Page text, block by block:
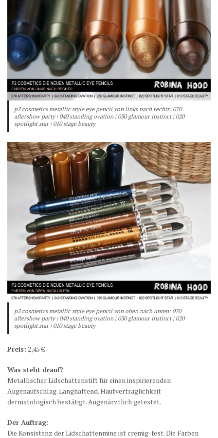
p2 cosmetics metallic style eye pencil von links nach rechts: 070
aftershow party | 040 standing ovation | 030 glamour instinct | 020
spotlight star | 010 stage beauty
p2 cosmetics metallic style eye pencil von oben nach unten: 070
aftershow party | 040 standing ovation | 030 glamour instinct | 020
spotlight star | 010 stage beauty
Preis: 2,45 €
Was steht drauf?
Metallischer Lidschattenstift für einen inspirierenden
Augenaufschlag. Langhaftend. Hautverträglichkeit
dermatologisch bestätigt. Augenärztlich getestet.
Der Auftrag:
Die Konsistenz der Lidschattenmine ist cremig-fest. Die Farben